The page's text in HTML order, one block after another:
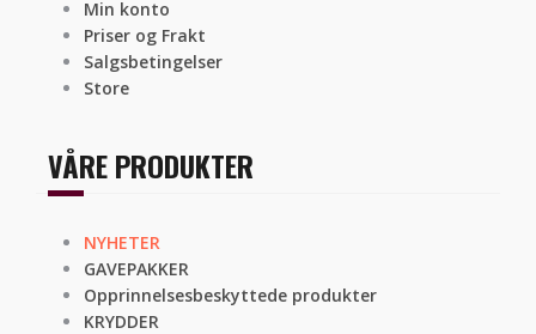
Min konto
Priser og Frakt
Salgsbetingelser
Store
VÅRE PRODUKTER
NYHETER
GAVEPAKKER
Opprinnelsesbeskyttede produkter
KRYDDER